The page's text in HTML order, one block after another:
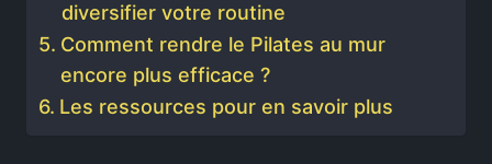
diversifier votre routine
Comment rendre le Pilates au mur
encore plus efficace ?
Les ressources pour en savoir plus